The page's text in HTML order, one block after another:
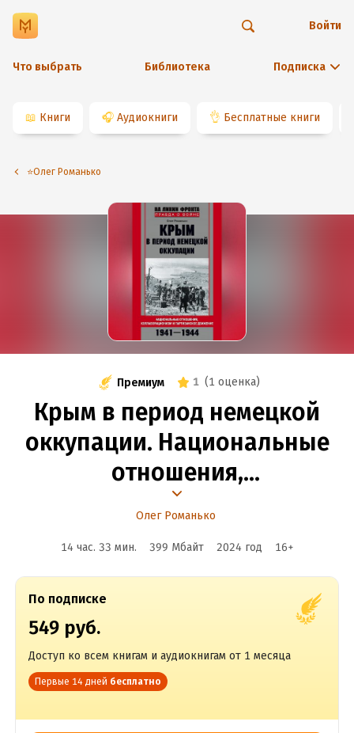
Что выбрать Библиотека Подписка
Войти
📖 Книги 🎧 Аудиокниги 👌 Бесплатные книги
⭐️Олег Романько
Премиум 1 (1 оценка)
Крым в период немецкой
оккупации. Национальные
отношения,
коллаборационизм
Олег Романько
14 час. 33 мин. 399 Мбайт 2024 год 16+
По подписке
549 руб.
Доступ ко всем книгам и аудиокнигам от 1 месяца
Первые 14 дней бесплатно